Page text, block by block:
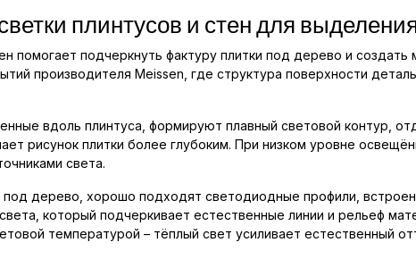
плинтусов и стен для
помогает подчеркнуть фактуру плитки под дерево и
производителя Meissen, где структура поверхности
вдоль плинтуса, формируют плавный световой контур,
рисунок плитки более глубоким. При низком уровне
света.
под дерево, хорошо подходят светодиодные профили,
который подчеркивает естественные линии и рельеф
температурой – тёплый свет усиливает естественный